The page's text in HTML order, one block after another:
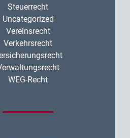
Steuerrecht
Uncategorized
Vereinsrecht
Verkehrsrecht
WEG-Recht